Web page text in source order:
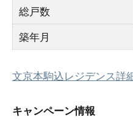
総戸数
築年月
文京本駒込レジデンス詳
キャンペーン情報